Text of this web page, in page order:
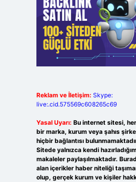
Reklam ve İletişim: Skype:
live:.cid.575569c608265c69
Yasal Uyarı: Bu internet sitesi,
bir marka, kurum veya şahıs
hiçbir bağlantısı
Sitede yalnızca kendi
makaleler paylaşılmaktadır.
alan içerikler haber niteliği
olup, gerçek kurum ve kişiler